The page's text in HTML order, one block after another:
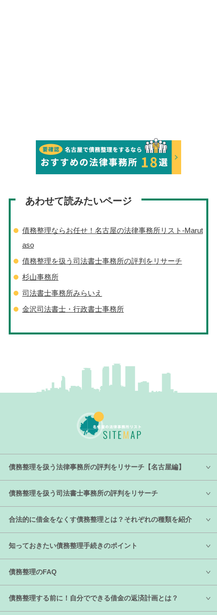
あわせて読みたいページ
債務整理ならお任せ！名古屋の法律事務所リスト‐Marut
aso
債務整理を扱う司法書士事務所の評判をリサーチ
杉山事務所
司法書士事務所みらいえ
金沢司法書士・行政書士事務所
債務整理を扱う法律事務所の評判をリサーチ【名古屋編】
債務整理を扱う司法書士事務所の評判をリサーチ
合法的に借金をなくす債務整理とは？それぞれの種類を紹介
知っておきたい債務整理手続きのポイント
債務整理のFAQ
債務整理する前に！自分でできる借金の返済計画とは？